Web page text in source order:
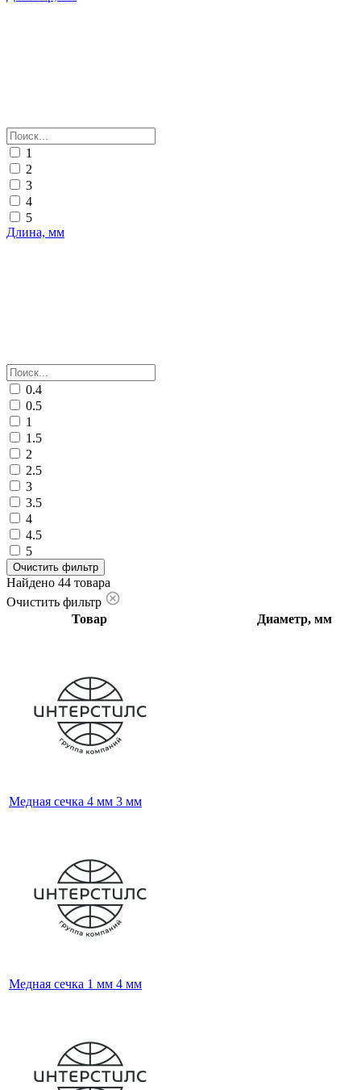
1
2
3
4
5
Длина, мм
0.4
0.5
1
1.5
2
2.5
3
3.5
4
4.5
5
Очистить фильтр
Найдено 44 товара
Очистить фильтр
Товар
Диаметр, мм
Медная сечка 4 мм 3 мм
Медная сечка 1 мм 4 мм